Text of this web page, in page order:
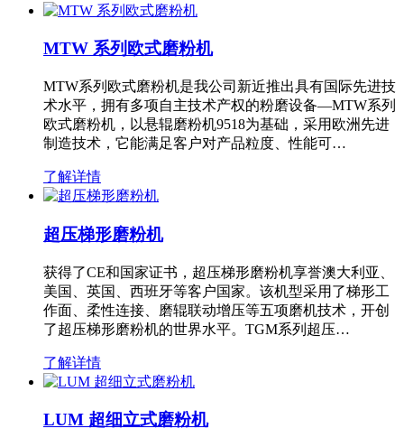
MTW 系列欧式磨粉机
MTW系列欧式磨粉机是我公司新近推出具有国际先进技
术水平，拥有多项自主技术产权的粉磨设备—MTW系列
欧式磨粉机，以悬辊磨粉机9518为基础，采用欧洲先进
制造技术，它能满足客户对产品粒度、性能可…
了解详情
超压梯形磨粉机
获得了CE和国家证书，超压梯形磨粉机享誉澳大利亚、
美国、英国、西班牙等客户国家。该机型采用了梯形工
作面、柔性连接、磨辊联动增压等五项磨机技术，开创
了超压梯形磨粉机的世界水平。TGM系列超压…
了解详情
LUM 超细立式磨粉机